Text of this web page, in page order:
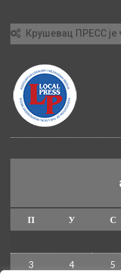
Крушевац ПРЕСС је
П У С
3 4 5